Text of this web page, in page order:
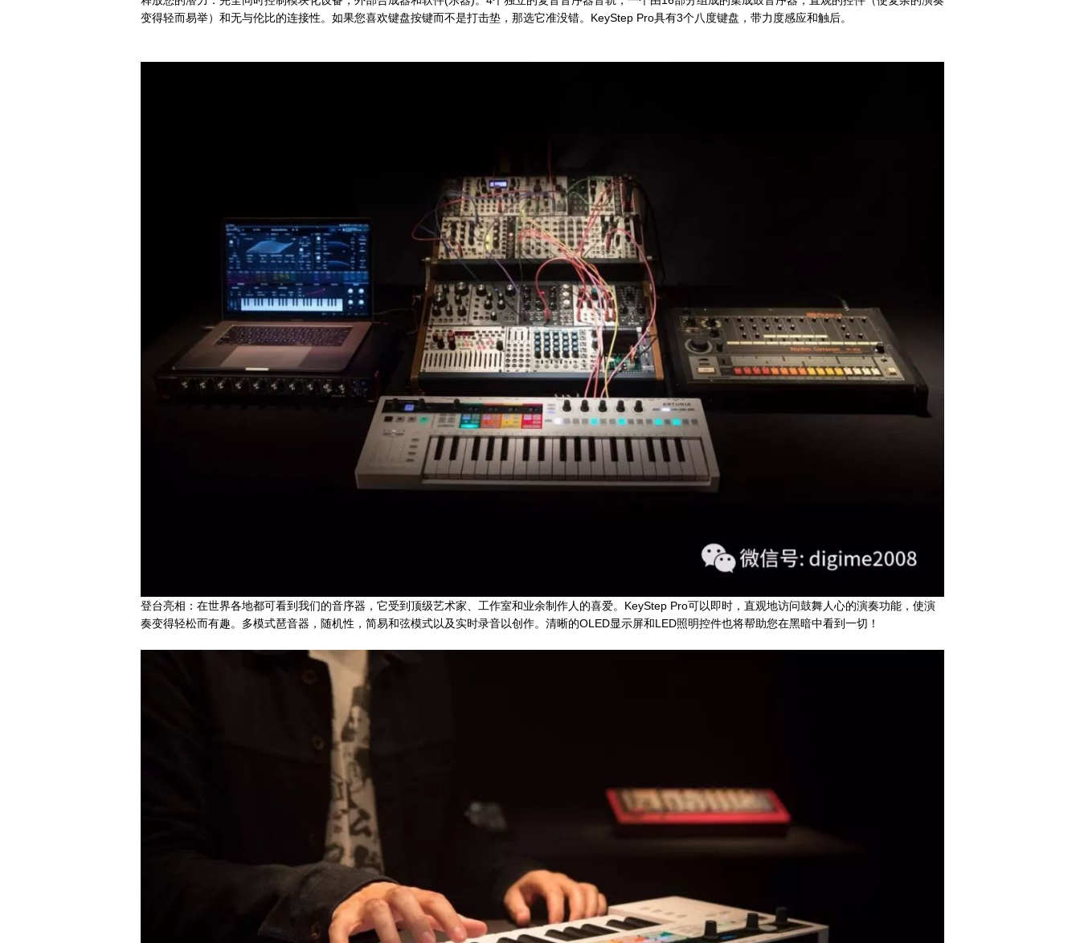
变得轻而易举）和无与伦比的连接性。如果您喜欢键盘按键而不是打击垫，那选它准没错。KeyStep Pro具有3个八度键盘，带力度感应和触后。
登台亮相：在世界各地都可看到我们的音序器，它受到顶级艺术家、工作室和业余制作人的喜爱。KeyStep Pro可以即时，直观地访问鼓舞人心的演奏功能，使演
奏变得轻松而有趣。多模式琶音器，随机性，简易和弦模式以及实时录音以创作。清晰的OLED显示屏和LED照明控件也将帮助您在黑暗中看到一切！